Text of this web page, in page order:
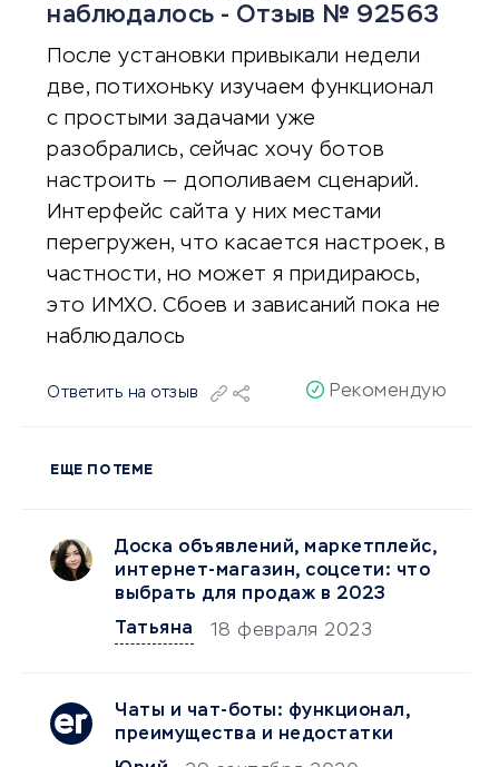
наблюдалось - Отзыв № 92563
После установки привыкали недели
две, потихоньку изучаем функционал
с простыми задачами уже
разобрались, сейчас хочу ботов
настроить — дополиваем сценарий.
Интерфейс сайта у них местами
перегружен, что касается настроек, в
частности, но может я придираюсь,
это ИМХО. Сбоев и зависаний пока не
наблюдалось
Ответить на отзыв Рекомендую
ЕЩЕ ПО ТЕМЕ
Доска объявлений, маркетплейс,
интернет-магазин, соцсети: что
выбрать для продаж в 2023
Татьяна
18 февраля 2023
Чаты и чат-боты: функционал,
преимущества и недостатки